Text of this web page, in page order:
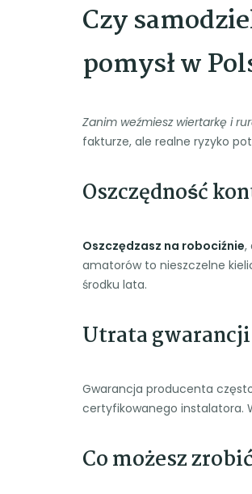
Czy
pomysł w
Zanim weźmiesz wiertarkę i
fakturze, ale realne ryzyko
Oszczędność
Oszczędzasz na robociźnie,
amatorów to nieszczelne
środku lata.
Utrata
Gwarancja producenta
certyfikowanego instalatora.
Co możesz